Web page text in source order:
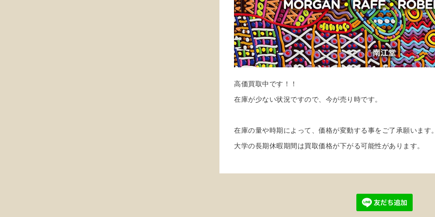
高価買取中です！！
在庫が少ない状況ですので、今が売り時です。
在庫の量や時期によって、価格が変動する事をご了承願います
大学の長期休暇期間は買取価格が下がる可能性があります。